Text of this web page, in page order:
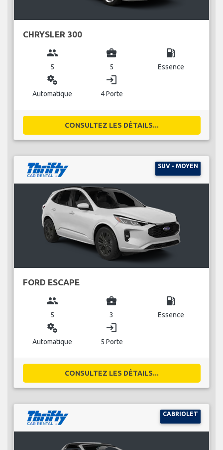
CHRYSLER 300
group
5
business_center
5
local_gas_station
Essence
miscellaneous_services
Automatique
login
4 Porte
CONSULTEZ LES DÉTAILS...
SUV - MOYEN
FORD ESCAPE
group
5
business_center
3
local_gas_station
Essence
miscellaneous_services
Automatique
login
5 Porte
CONSULTEZ LES DÉTAILS...
CABRIOLET